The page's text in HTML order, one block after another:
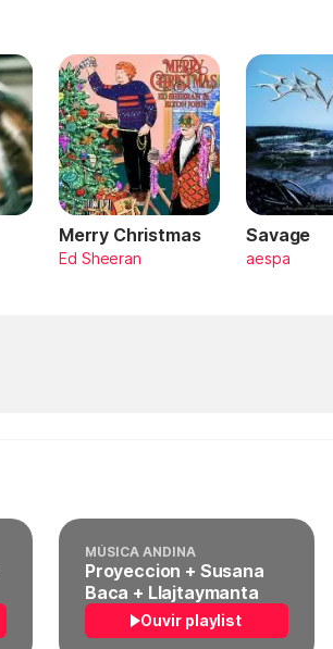
Merry Christmas
Ed Sheeran
Savage
aespa
MÚSICA ANDINA
Proyeccion + Susana
Baca + Llajtaymanta
Ouvir playlist